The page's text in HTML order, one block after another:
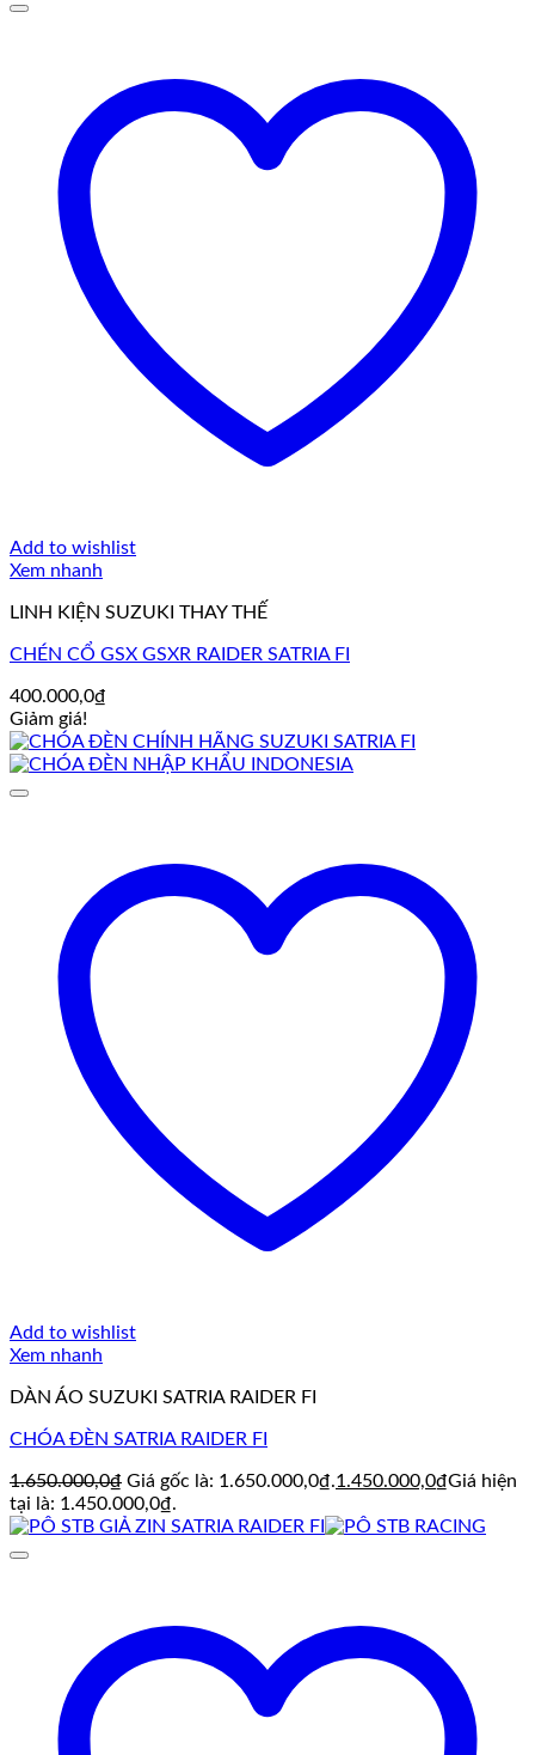
Add to wishlist
Xem nhanh
LINH KIỆN SUZUKI THAY THẾ
CHÉN CỔ GSX GSXR RAIDER SATRIA FI
400.000,0₫
Giảm giá!
Add to wishlist
Xem nhanh
DÀN ÁO SUZUKI SATRIA RAIDER FI
CHÓA ĐÈN SATRIA RAIDER FI
1.650.000,0₫ Giá gốc là: 1.650.000,0₫.1.450.000,0₫Giá hiện
tại là: 1.450.000,0₫.